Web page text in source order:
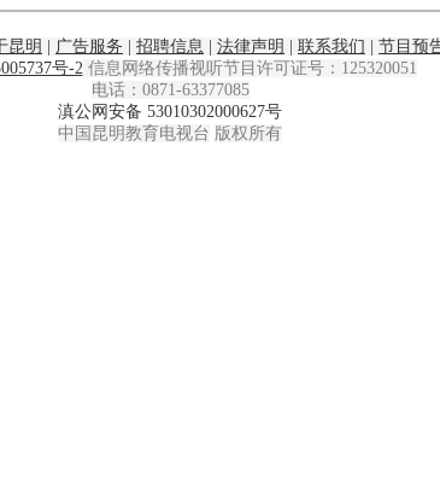
昆明 广告服务 招聘信息 法律声明 联系我们
节目预
号-2信息网络传播视听节目许可证号：125320051
电话：0871-63377085
滇公网安备 53010302000627号
中国昆明教育电视台 版权所有